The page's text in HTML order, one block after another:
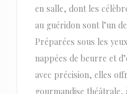
en salle, dont les
au guéridon sont l’un
Préparées sous les
nappées de beurre et
avec précision, elles
gourmandise théâtrale,